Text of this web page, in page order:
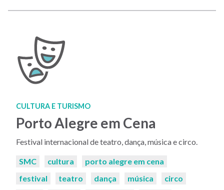
CULTURA E TURISMO
Porto Alegre em Cena
Festival internacional de teatro, dança, música e circo.
Palavras-
SMC cultura
porto alegre em cena
festival
teatro dança música
circo